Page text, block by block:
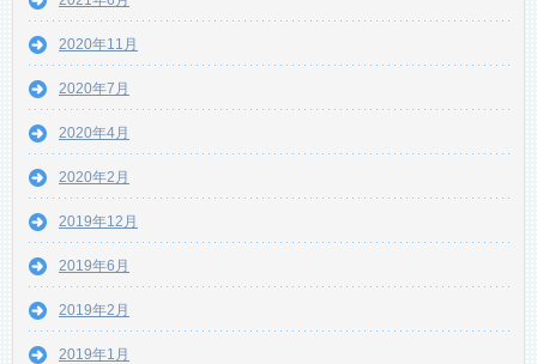
2020年11月
2020年7月
2020年4月
2020年2月
2019年12月
2019年6月
2019年2月
2019年1月